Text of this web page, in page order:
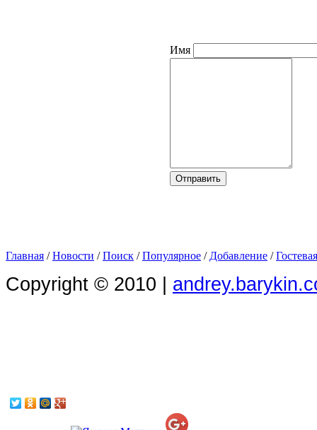
Имя
Главная /Новости /Поиск /Популярное / Добавление /Гостевая
Copyright © 2010 |